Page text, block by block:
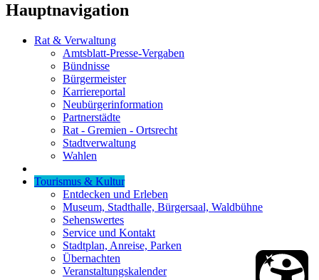
Hauptnavigation
Rat & Verwaltung
Amtsblatt-Presse-Vergaben
Bündnisse
Bürgermeister
Karriereportal
Neubürgerinformation
Partnerstädte
Rat - Gremien - Ortsrecht
Stadtverwaltung
Wahlen
Tourismus & Kultur
Entdecken und Erleben
Museum, Stadthalle, Bürgersaal, Waldbühne
Sehenswertes
Service und Kontakt
Stadtplan, Anreise, Parken
Übernachten
Veranstaltungskalender